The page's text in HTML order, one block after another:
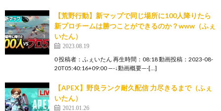
【荒野行動】新マップで同じ場所に100人降りたら
新プロチームは勝つことができるのか？www（ふぇ
いたん）
2023.08.19
0 投稿者：ふぇいたん 再生時間：08:18 動画投稿：2023-08-
20T05:40:16+09:00 —-↓動画概要—-[…]
【APEX】野良ランク耐久配信 力尽きるまで（ふぇ
いたん）
2021.01.26